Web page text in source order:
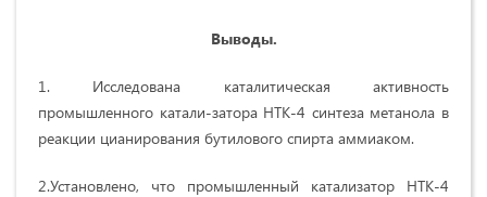
Выводы.
1. Исследована каталитическая активность
промышленного катали-затора НТК-4 синтеза метанола в
реакции цианирования бутилового спирта аммиаком.
2.Установлено, что промышленный катализатор НТК-4